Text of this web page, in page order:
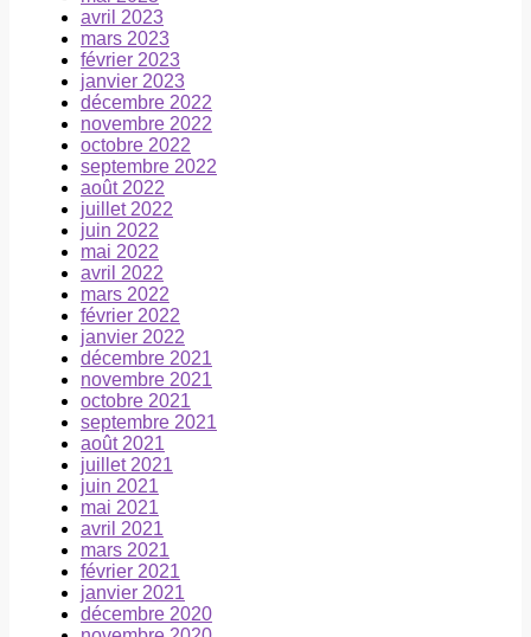
avril 2023
mars 2023
février 2023
janvier 2023
décembre 2022
novembre 2022
octobre 2022
septembre 2022
août 2022
juillet 2022
juin 2022
mai 2022
avril 2022
mars 2022
février 2022
janvier 2022
décembre 2021
novembre 2021
octobre 2021
septembre 2021
août 2021
juillet 2021
juin 2021
mai 2021
avril 2021
mars 2021
février 2021
janvier 2021
décembre 2020